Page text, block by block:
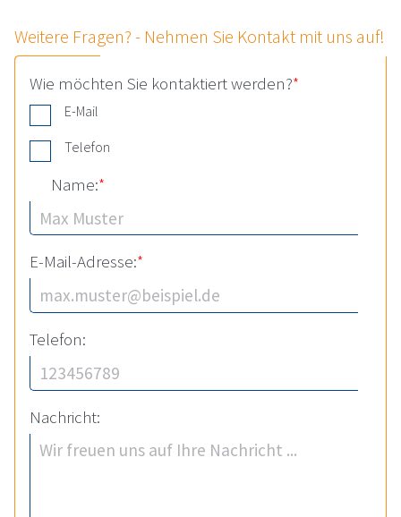
Weitere Fragen? - Nehmen Sie Kontakt mit uns auf!
Wie möchten Sie kontaktiert werden?*
E-Mail
Telefon
Name:*
E-Mail-Adresse:*
Telefon:
Nachricht: